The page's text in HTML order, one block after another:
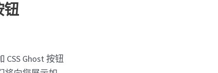
钮
Ghost 按钮